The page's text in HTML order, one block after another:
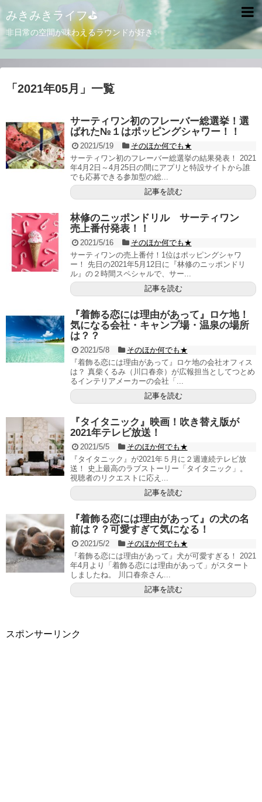
みきみきライフ⛳
非日常の空間が味わえるラウンドが好き✨
「 2021年05月 」 一覧
サーティワン初のフレーバー総選挙！選
ばれた№１はポッピングシャワー！！
2021/5/19
そのほか何でも★
サーティワン初のフレーバー総選挙の結果発表！ 2021
年4月2日～4月25日の間にアプリと特設サイトから誰
でも応募できる参加型の総...
記事を読む
林修のニッポンドリル サーティワン
売上番付発表！！
2021/5/16
そのほか何でも★
サーティワンの売上番付！1位はポッピングシャワ
ー！ 先日の2021年5月12日に『林修のニッポンドリ
ル』の２時間スペシャルで、サー...
記事を読む
『着飾る恋には理由があって』ロケ地！
気になる会社・キャンプ場・温泉の場所
は？？
2021/5/8
そのほか何でも★
『着飾る恋には理由があって』ロケ地の会社オフィス
は？ 真柴くるみ（川口春奈）が広報担当としてつとめ
るインテリアメーカーの会社「...
記事を読む
『タイタニック』映画！吹き替え版が
2021年テレビ放送！
2021/5/5
そのほか何でも★
『タイタニック』が2021年５月に２週連続テレビ放
送！ 史上最高のラブストーリー「タイタニック」。
視聴者のリクエストに応え...
記事を読む
『着飾る恋には理由があって』の犬の名
前は？？可愛すぎて気になる！
2021/5/2
そのほか何でも★
『着飾る恋には理由があって』犬が可愛すぎる！ 2021
年4月より「着飾る恋には理由があって」がスタート
しましたね。 川口春奈さん...
記事を読む
スポンサーリンク